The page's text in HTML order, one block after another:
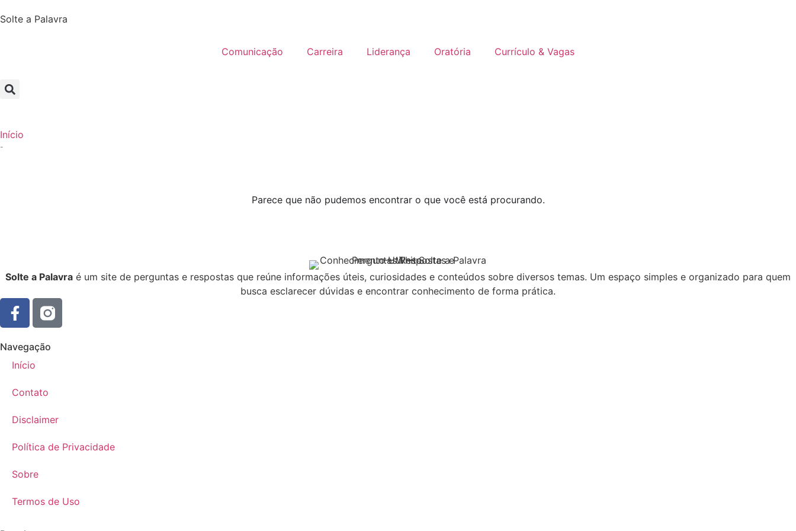
Solte a Palavra
Comunicação Carreira Liderança Oratória Currículo & Vagas
Início
-
Parece que não pudemos encontrar o que você está procurando.
Solte a Palavra é um site de perguntas e respostas que reúne informações úteis, curiosidades e conteúdos sobre diversos temas. Um espaço simples e organizado para quem
busca esclarecer dúvidas e encontrar conhecimento de forma prática.
Navegação
Início
Contato
Disclaimer
Política de Privacidade
Sobre
Termos de Uso